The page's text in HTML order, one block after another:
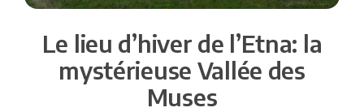
Le lieu d’hiver de l’Etna: la
mystérieuse Vallée des
Muses